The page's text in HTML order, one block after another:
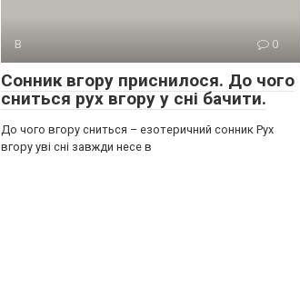
В 0
Сонник вгору приснилося. До чого
сниться рух вгору у сні бачити.
До чого вгору сниться – езотеричний сонник Рух
вгору уві сні завжди несе в